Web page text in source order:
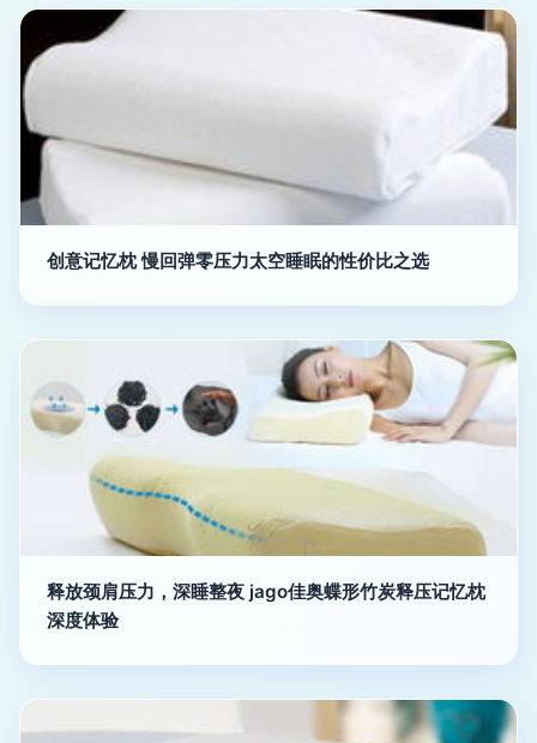
创意记忆枕 慢回弹零压力太空睡眠的性价比之选
释放颈肩压力，深睡整夜 jago佳奥蝶形竹炭释压记忆枕
深度体验